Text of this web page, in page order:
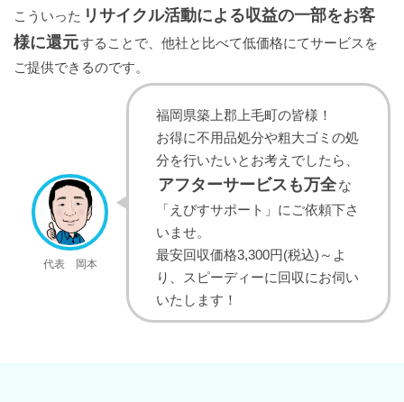
こういった リサイクル活動による収益の一部をお客
様に還元することで、他社と比べて低価格にてサービスを
ご提供できるのです。
代表 岡本
福岡県築上郡上毛町の皆様！
お得に不用品処分や粗大ゴミの処
分を行いたいとお考えでしたら、
アフターサービスも万全な
「えびすサポート」にご依頼下さ
いませ。
最安回収価格3,300円(税込)～よ
り、スピーディーに回収にお伺い
いたします！